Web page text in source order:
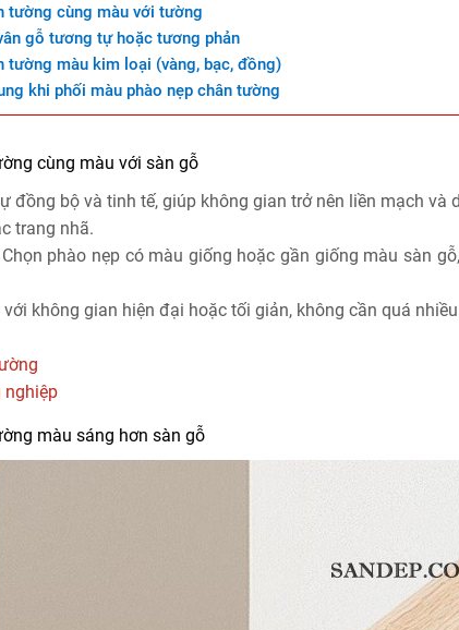
tường cùng màu với tường
gỗ tương tự hoặc tương phản
tường màu kim loại (vàng, bạc, đồng)
khi phối màu phào nẹp chân tường
cùng màu với sàn gỗ
đồng bộ và tinh tế, giúp không gian trở nên liền mạch
trang nhã.
phào nẹp có màu giống hoặc gần giống màu sàn
không gian hiện đại hoặc tối giản, không cần quá
nghiệp
màu sáng hơn sàn gỗ